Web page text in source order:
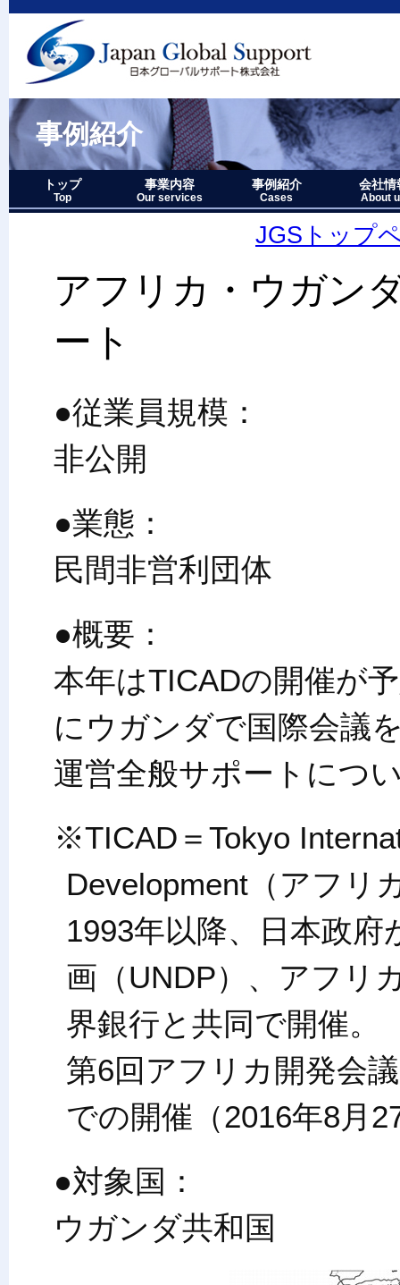
事例紹介
トップ
Top
事業内容
Our services
3.マーケティングサポート
事例紹介
Cases
事例紹介－全件表示
アジア・オセアニア地域
北中南米地域
ヨーロッパ地域
中近東・アフリカ地域
その他複合地域
会社情
About
会社情報
アクセス
沿革
企業理念
代表者略歴
経営七か条
当社のロ
JGSトップ
アフリカ・ウガン
ート
●従業員規模：
非公開
●業態：
民間非営利団体
●概要：
本年はTICADの開催が
にウガンダで国際会議
運営全般サポートにつ
※TICAD＝Tokyo
Development（アフリ
1993年以降、日本政
画（UNDP）、アフリ
界銀行と共同で開催。
第6回アフリカ開発会
での開催（2016年8月
●対象国：
ウガンダ共和国